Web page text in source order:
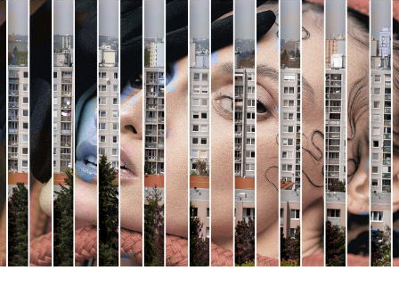
Vše o ČT